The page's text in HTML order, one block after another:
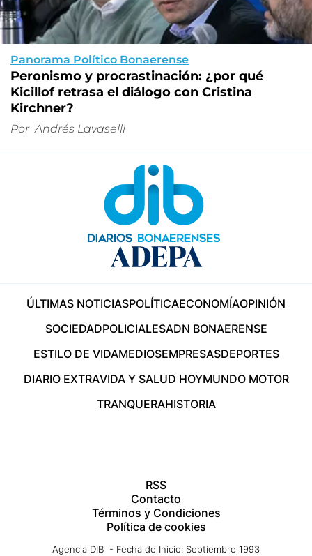
Panorama Político Bonaerense
Peronismo y procrastinación: ¿por qué
Kicillof retrasa el diálogo con Cristina
Kirchner?
Por Andrés Lavaselli
ÚLTIMAS NOTICIASPOLÍTICAECONOMÍAOPINIÓN
SOCIEDADPOLICIALESADN BONAERENSE
ESTILO DE VIDAMEDIOSEMPRESASDEPORTES
DIARIO EXTRAVIDA Y SALUD HOYMUNDO MOTOR
TRANQUERAHISTORIA
RSS
Contacto
Términos y Condiciones
Política de cookies
Agencia DIB - Fecha de Inicio: Septiembre 1993